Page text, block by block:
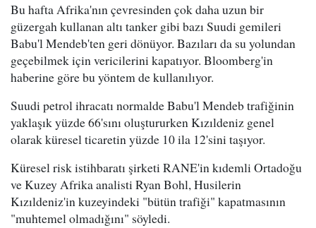
Bu hafta Afrika'nın çevresinden çok daha uzun bir
güzergah kullanan altı tanker gibi bazı Suudi gemileri
Babu'l Mendeb'ten geri dönüyor. Bazıları da su yolundan
geçebilmek için vericilerini kapatıyor. Bloomberg'in
haberine göre bu yöntem de kullanılıyor.
Suudi petrol ihracatı normalde Babu'l Mendeb trafiğinin
yaklaşık yüzde 66'sını oluştururken Kızıldeniz genel
olarak küresel ticaretin yüzde 10 ila 12'sini taşıyor.
Küresel risk istihbaratı şirketi RANE'in kıdemli Ortadoğu
ve Kuzey Afrika analisti Ryan Bohl, Husilerin
Kızıldeniz'in kuzeyindeki "bütün trafiği" kapatmasının
"muhtemel olmadığını" söyledi.